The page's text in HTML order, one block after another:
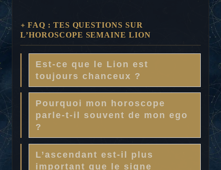
FAQ : TES QUESTIONS SUR
L’HOROSCOPE SEMAINE LION
Est-ce que le Lion est
toujours chanceux ?
Pourquoi mon horoscope
parle-t-il souvent de mon ego
?
L’ascendant est-il plus
important que le signe